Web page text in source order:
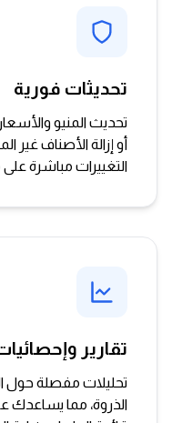
تحديثات فورية
تحديث المنيو
أو إزالة الأصناف غير
التغييرات مباشرة على
تقارير
تحليلات مفصلة حول
الذروة، مما يساعدك